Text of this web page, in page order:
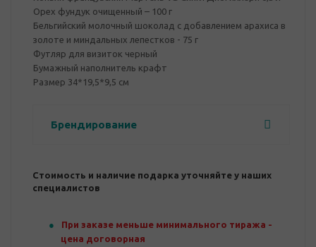
Орех фундук очищенный – 100 г
Бельгийский молочный шоколад с добавлением арахиса в
золоте и миндальных лепестков - 75 г
Футляр для визиток черный
Бумажный наполнитель крафт
Размер 34*19,5*9,5 см
Брендирование
Стоимость и наличие подарка уточняйте у наших
специалистов
При заказе меньше минимального тиража -
цена договорная